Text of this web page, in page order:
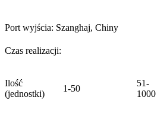
Port wyjścia: Szanghaj, Chiny
Czas realizacji:
Ilość
(jednostki)
1-50
51-
1000